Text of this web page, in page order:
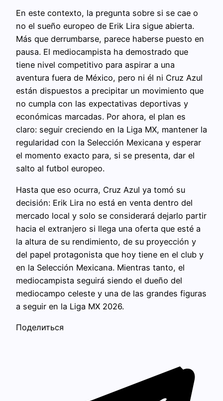
En este contexto, la pregunta sobre si se cae o
no el sueño europeo de Erik Lira sigue abierta.
Más que derrumbarse, parece haberse puesto en
pausa. El mediocampista ha demostrado que
tiene nivel competitivo para aspirar a una
aventura fuera de México, pero ni él ni Cruz Azul
están dispuestos a precipitar un movimiento que
no cumpla con las expectativas deportivas y
económicas marcadas. Por ahora, el plan es
claro: seguir creciendo en la Liga MX, mantener la
regularidad con la Selección Mexicana y esperar
el momento exacto para, si se presenta, dar el
salto al futbol europeo.
Hasta que eso ocurra, Cruz Azul ya tomó su
decisión: Erik Lira no está en venta dentro del
mercado local y solo se considerará dejarlo partir
hacia el extranjero si llega una oferta que esté a
la altura de su rendimiento, de su proyección y
del papel protagonista que hoy tiene en el club y
en la Selección Mexicana. Mientras tanto, el
mediocampista seguirá siendo el dueño del
mediocampo celeste y una de las grandes figuras
a seguir en la Liga MX 2026.
Поделиться